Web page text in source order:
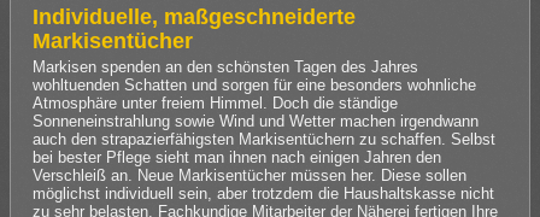
Individuelle, maßgeschneiderte
Markisentücher
Markisen spenden an den schönsten Tagen des Jahres
wohltuenden Schatten und sorgen für eine besonders wohnliche
Atmosphäre unter freiem Himmel. Doch die ständige
Sonneneinstrahlung sowie Wind und Wetter machen irgendwann
auch den strapazierfähigsten Markisentüchern zu schaffen. Selbst
bei bester Pflege sieht man ihnen nach einigen Jahren den
Verschleiß an. Neue Markisentücher müssen her. Diese sollen
möglichst individuell sein, aber trotzdem die Haushaltskasse nicht
zu sehr belasten. Fachkundige Mitarbeiter der Näherei fertigen Ihre